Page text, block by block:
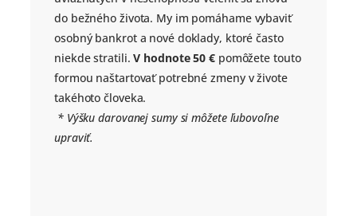
do bežného života. My im pomáhame vybaviť
osobný bankrot a nové doklady, ktoré často
niekde stratili. V hodnote 50 € pomôžete touto
formou naštartovať potrebné zmeny v živote
takéhoto človeka.
* Výšku darovanej sumy si môžete ľubovoľne
upraviť.